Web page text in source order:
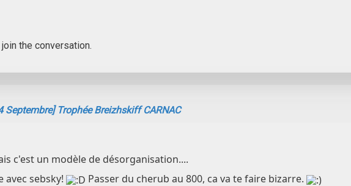
the conversation.
Septembre] Trophée Breizhskiff CARNAC
c'est un modèle de désorganisation....
avec sebsky!
Passer du cherub au 800, ca va te faire bizarre.